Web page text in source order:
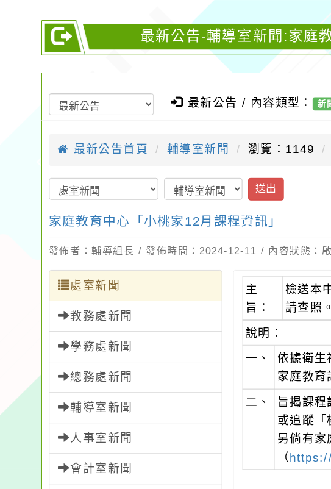
最新公告-輔導室新聞:家庭
最新公告 / 內容類型： 新
最新公告首頁 輔導室新聞 瀏覽：1149
送出
家庭教育中心「小桃家12月課程資訊」
發佈者：輔導組長 / 發佈時間：2024-12-11 / 內容狀態：
處室新聞
教務處新聞
學務處新聞
總務處新聞
輔導室新聞
人事室新聞
會計室新聞
主
旨：
檢送本
請查照。
說明：
一、
依據衛生
家庭教育
二、 旨揭課程
或追蹤「
另倘有家
（